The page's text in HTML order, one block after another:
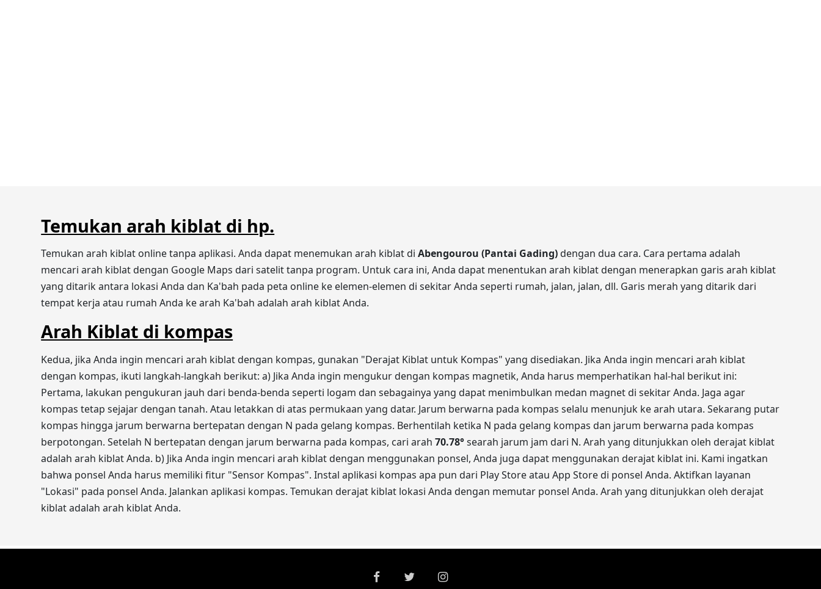
Temukan arah kiblat di hp.
Temukan arah kiblat online tanpa aplikasi. Anda dapat menemukan arah kiblat diAbengourou (Pantai Gading)dengan dua cara. Cara pertama adalah
mencari arah kiblat dengan Google Maps dari satelit tanpa program. Untuk cara ini, Anda dapat menentukan arah kiblat dengan menerapkan garis arah kiblat
yang ditarik antara lokasi Anda dan Ka'bah pada peta online ke elemen-elemen di sekitar Anda seperti rumah, jalan, jalan, dll. Garis merah yang ditarik dari
tempat kerja atau rumah Anda ke arah Ka'bah adalah arah kiblat Anda.
Arah Kiblat di kompas
Kedua, jika Anda ingin mencari arah kiblat dengan kompas, gunakan "Derajat Kiblat untuk Kompas" yang disediakan. Jika Anda ingin mencari arah kiblat
dengan kompas, ikuti langkah-langkah berikut: a) Jika Anda ingin mengukur dengan kompas magnetik, Anda harus memperhatikan hal-hal berikut ini:
Pertama, lakukan pengukuran jauh dari benda-benda seperti logam dan sebagainya yang dapat menimbulkan medan magnet di sekitar Anda. Jaga agar
kompas tetap sejajar dengan tanah. Atau letakkan di atas permukaan yang datar. Jarum berwarna pada kompas selalu menunjuk ke arah utara. Sekarang putar
kompas hingga jarum berwarna bertepatan dengan N pada gelang kompas. Berhentilah ketika N pada gelang kompas dan jarum berwarna pada kompas
berpotongan. Setelah N bertepatan dengan jarum berwarna pada kompas, cari arah70.78°searah jarum jam dari N. Arah yang ditunjukkan oleh derajat kiblat
adalah arah kiblat Anda. b) Jika Anda ingin mencari arah kiblat dengan menggunakan ponsel, Anda juga dapat menggunakan derajat kiblat ini. Kami ingatkan
bahwa ponsel Anda harus memiliki fitur "Sensor Kompas". Instal aplikasi kompas apa pun dari Play Store atau App Store di ponsel Anda. Aktifkan layanan
"Lokasi" pada ponsel Anda. Jalankan aplikasi kompas. Temukan derajat kiblat lokasi Anda dengan memutar ponsel Anda. Arah yang ditunjukkan oleh derajat
kiblat adalah arah kiblat Anda.